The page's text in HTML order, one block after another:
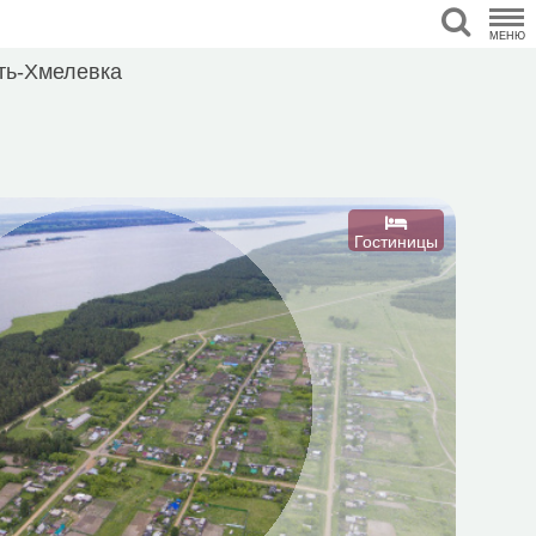
МЕНЮ
Хмелевка
Гостиницы